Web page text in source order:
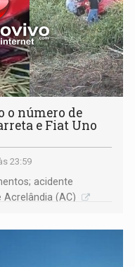
o número de
e Fiat Uno
23:59
acidente
(AC)